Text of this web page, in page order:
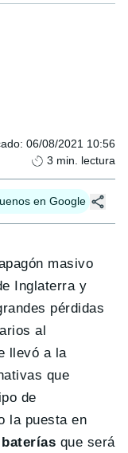
: 06/08/2021 10:56
3 min. lectura
en Google
masivo
Inglaterra y
pérdidas
al
llevó a la
que
de
la puesta en
que será